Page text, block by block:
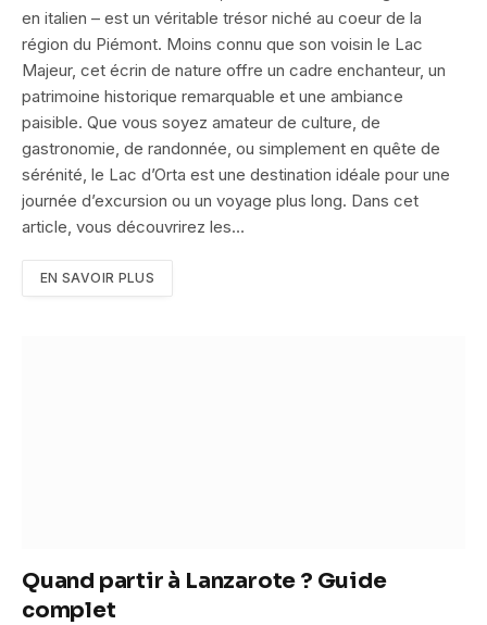
en italien – est un véritable trésor niché au coeur de la
région du Piémont. Moins connu que son voisin le Lac
Majeur, cet écrin de nature offre un cadre enchanteur, un
patrimoine historique remarquable et une ambiance
paisible. Que vous soyez amateur de culture, de
gastronomie, de randonnée, ou simplement en quête de
sérénité, le Lac d’Orta est une destination idéale pour une
journée d’excursion ou un voyage plus long. Dans cet
article, vous découvrirez les…
EN SAVOIR PLUS
Quand partir à Lanzarote ? Guide
complet